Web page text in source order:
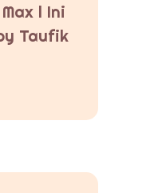
l Ini
Taufik